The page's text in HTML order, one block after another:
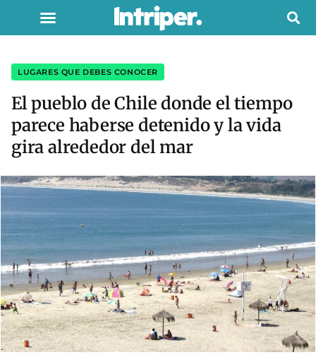
LUGARES QUE DEBES CONOCER
El pueblo de Chile donde el tiempo
parece haberse detenido y la vida
gira alrededor del mar